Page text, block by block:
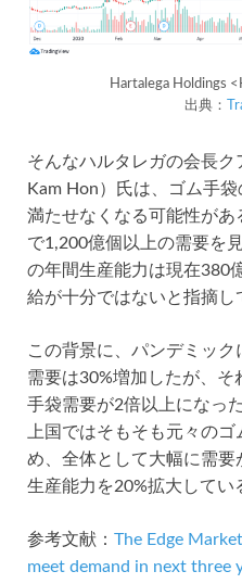
Hartalega Holdings
出典：
そんなハルタレガの会長
Kam Hon）氏は、ゴム手
満たせなくなる可能性が
で1,200億個以上の需要を
の年間生産能力は現在380
給が十分ではないと指摘し
この背景に、パンデミッ
需要は30%増加したが、
手袋需要が2倍以上になっ
上国ではそもそも元々の
め、全体として大幅に需
生産能力を20%拡大してい
参考文献： The Edge
meet demand in next three